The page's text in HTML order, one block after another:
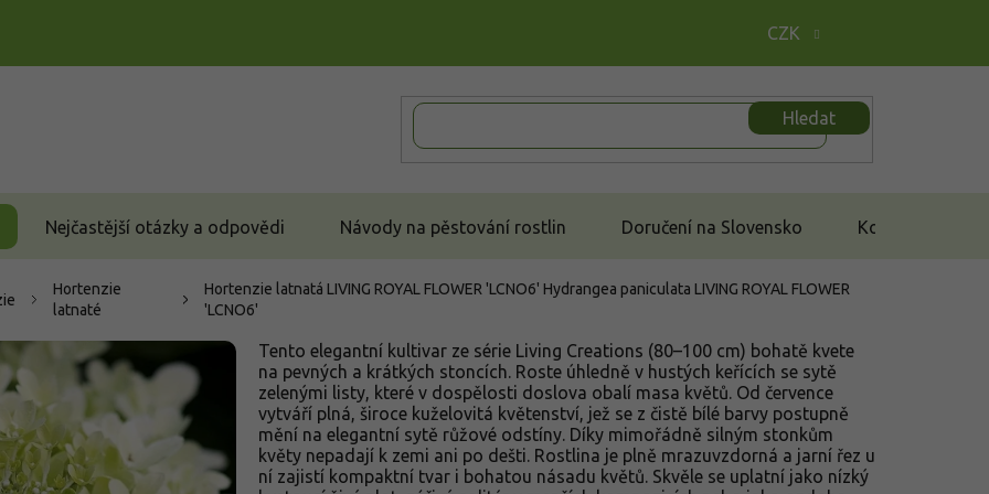
CZK
Hledat
Nejčastější otázky a odpovědi Návody na pěstování rostlin Doručení na Slovensko Kontakt
Hortenzie
latnaté
Hortenzie latnatá LIVING ROYAL FLOWER 'LCNO6' Hydrangea paniculata LIVING ROYAL FLOWER
'LCNO6'
Tento elegantní kultivar ze série Living Creations (80–100 cm) bohatě kvete
na pevných a krátkých stoncích. Roste úhledně v hustých keřících se sytě
zelenými listy, které v dospělosti doslova obalí masa květů. Od července
vytváří plná, široce kuželovitá květenství, jež se z čistě bílé barvy postupně
mění na elegantní sytě růžové odstíny. Díky mimořádně silným stonkům
květy nepadají k zemi ani po dešti. Rostlina je plně mrazuvzdorná a jarní řez u
ní zajistí kompaktní tvar i bohatou násadu květů. Skvěle se uplatní jako nízký